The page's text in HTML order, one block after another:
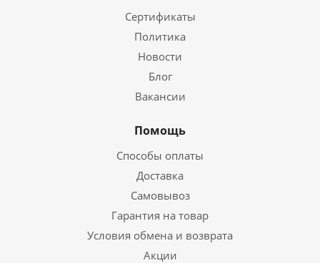
Сертификаты
Политика
Новости
Блог
Вакансии
Помощь
Способы оплаты
Доставка
Самовывоз
Гарантия на товар
Условия обмена и возврата
Акции